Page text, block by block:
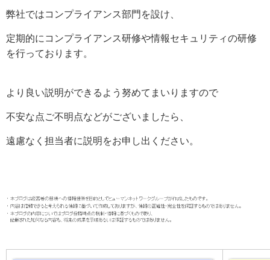
弊社ではコンプライアンス部門を設け、
定期的にコンプライアンス研修や情報セキュリティの研修
を行っております。
より良い説明ができるよう努めてまいりますので
不安な点ご不明点などがございましたら、
遠慮なく担当者に説明をお申し出ください。